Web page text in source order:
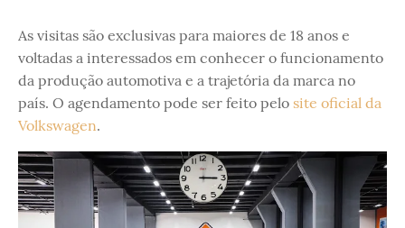
As visitas são exclusivas para maiores de 18 anos e
voltadas a interessados em conhecer o funcionamento
da produção automotiva e a trajetória da marca no
país. O agendamento pode ser feito pelo site oficial da
Volkswagen.